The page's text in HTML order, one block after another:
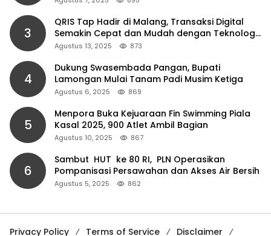
3
QRIS Tap Hadir di Malang, Transaksi Digital
Semakin Cepat dan Mudah dengan Teknologi
NFC
Agustus 13, 2025 873
4
Dukung Swasembada Pangan, Bupati
Lamongan Mulai Tanam Padi Musim Ketiga
Agustus 6, 2025 869
5
Menpora Buka Kejuaraan Fin Swimming Piala
Kasal 2025, 900 Atlet Ambil Bagian
Agustus 10, 2025 867
6
Sambut HUT ke 80 RI, PLN Operasikan
Pompanisasi Persawahan dan Akses Air Bersih
Agustus 5, 2025 862
Privacy Policy Terms of Service Disclaimer